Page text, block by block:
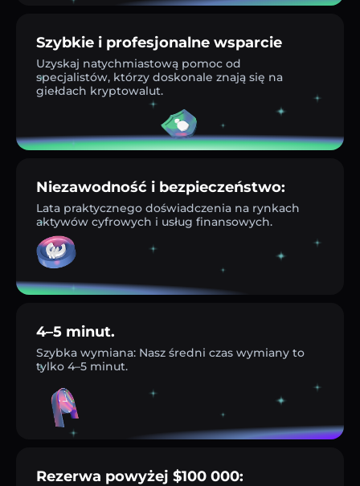
Szybkie i profesjonalne wsparcie
Uzyskaj natychmiastową pomoc od
specjalistów, którzy doskonale znają się na
giełdach kryptowalut.
Niezawodność i bezpieczeństwo:
Lata praktycznego doświadczenia na rynkach
aktywów cyfrowych i usług finansowych.
4–5 minut.
Szybka wymiana: Nasz średni czas wymiany to
tylko 4–5 minut.
Rezerwa powyżej $100 000: